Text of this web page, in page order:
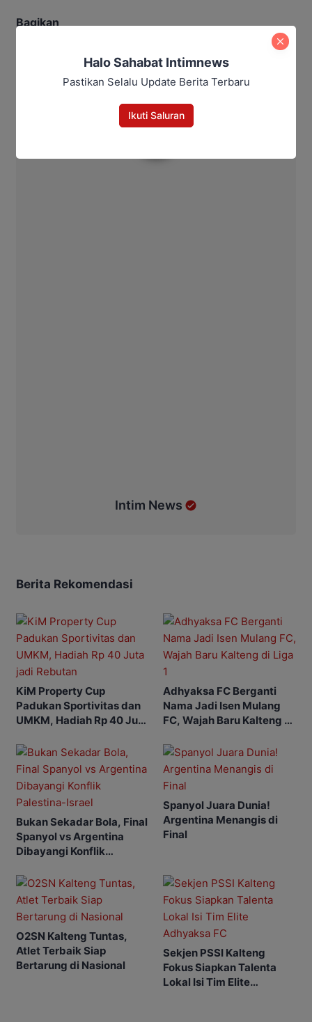
Bagikan
Intim News
Berita Rekomendasi
KiM Property Cup
Padukan Sportivitas dan
UMKM, Hadiah Rp 40 Juta
Adhyaksa FC Berganti
Nama Jadi Isen Mulang
FC, Wajah Baru Kalteng di
Bukan Sekadar Bola, Final
Spanyol vs Argentina
Dibayangi Konflik
Spanyol Juara Dunia!
Argentina Menangis di
Final
O2SN Kalteng Tuntas,
Atlet Terbaik Siap
Bertarung di Nasional
Sekjen PSSI Kalteng
Fokus Siapkan Talenta
Lokal Isi Tim Elite
Halo Sahabat Intimnews
Pastikan Selalu Update Berita Terbaru
Ikuti Saluran